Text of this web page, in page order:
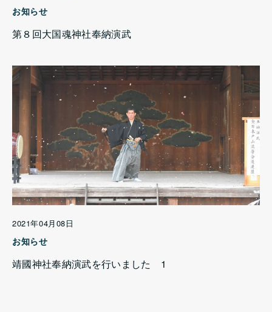
お知らせ
第８回大国魂神社奉納演武
2021年04月08日
お知らせ
靖國神社奉納演武を行いました 1